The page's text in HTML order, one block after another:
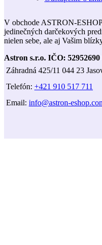
V obchode ASTRON-
jedinečných darčekových
nielen sebe, ale aj Vašim
Astron s.r.o. IČO: 52952690
Záhradná 425/11 044 23
Telefón: +421 910 517 711
Email: info@astron-